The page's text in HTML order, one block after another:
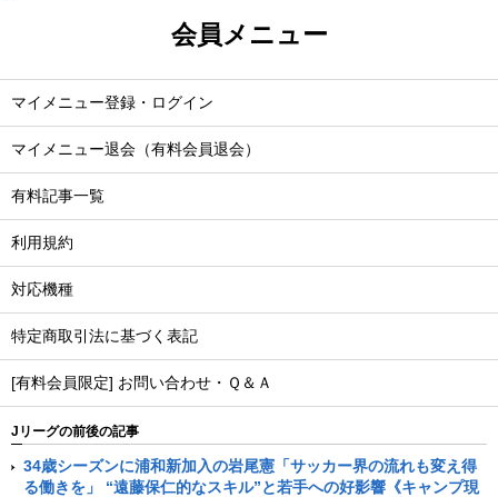
会員メニュー
マイメニュー登録・ログイン
マイメニュー退会（有料会員退会）
有料記事一覧
利用規約
対応機種
特定商取引法に基づく表記
[有料会員限定] お問い合わせ・Ｑ＆Ａ
Jリーグの前後の記事
34歳シーズンに浦和新加入の岩尾憲「サッカー界の流れも変え得
る働きを」 “遠藤保仁的なスキル”と若手への好影響《キャンプ現